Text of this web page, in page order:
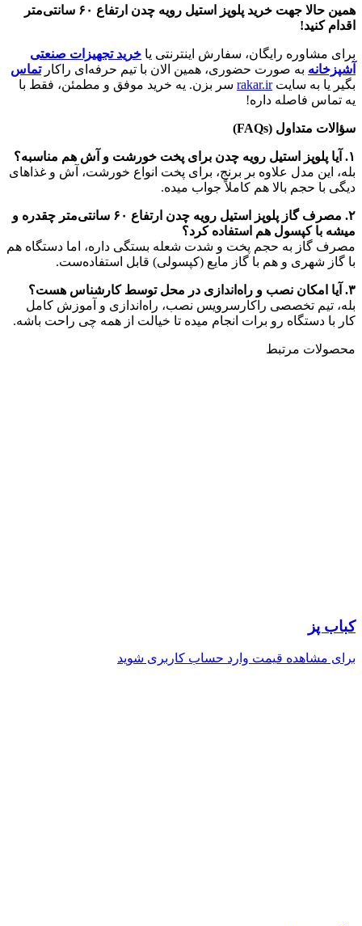
همین حالا جهت خرید پلوپز استیل رویه چدن ارتفاع ۶۰ سانتی‌متر
اقدام کنید!
برای مشاوره رایگان، سفارش اینترنتی یا خرید تجهیزات صنعتی
آشپزخانه به صورت حضوری، همین الان با تیم حرفه‌ای راکارتماس
بگیر یا به سایتrakar.ir سر بزن. یه خرید موفق و مطمئن، فقط با
یه تماس فاصله داره!
سؤالات متداول (FAQs)
۱.
آیا پلوپز استیل رویه چدن برای پخت خورشت و آش هم مناسبه؟
بله، این مدل علاوه بر برنج، برای پخت انواع خورشت، آش و غذاهای
دیگی با حجم بالا هم کاملاً جواب میده.
۲.
مصرف گاز پلوپز استیل رویه چدن ارتفاع ۶۰ سانتی‌متر چقدره و
میشه با کپسول هم استفاده کرد؟
مصرف گاز به حجم پخت و شدت شعله بستگی داره، اما دستگاه هم
با گاز شهری و هم با گاز مایع (کپسولی) قابل استفاده‌ست.
۳.
آیا امکان نصب و راه‌اندازی در محل توسط کارشناس هست؟
بله، تیم تخصصی راکارسرویس نصب، راه‌اندازی و آموزش کامل
کار با دستگاه رو برات انجام میده تا خیالت از همه چی راحت باشه.
محصولات مرتبط
کباب پز
برای مشاهده قیمت وارد حساب کاربری شوید